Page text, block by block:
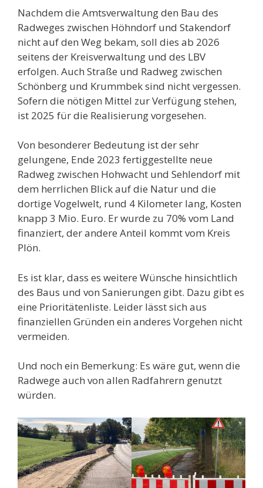
Nachdem die Amtsverwaltung den Bau des
Radweges zwischen Höhndorf und Stakendorf
nicht auf den Weg bekam, soll dies ab 2026
seitens der Kreisverwaltung und des LBV
erfolgen. Auch Straße und Radweg zwischen
Schönberg und Krummbek sind nicht vergessen.
Sofern die nötigen Mittel zur Verfügung stehen,
ist 2025 für die Realisierung vorgesehen.
Von besonderer Bedeutung ist der sehr
gelungene, Ende 2023 fertiggestellte neue
Radweg zwischen Hohwacht und Sehlendorf mit
dem herrlichen Blick auf die Natur und die
dortige Vogelwelt, rund 4 Kilometer lang, Kosten
knapp 3 Mio. Euro. Er wurde zu 70% vom Land
finanziert, der andere Anteil kommt vom Kreis
Plön.
Es ist klar, dass es weitere Wünsche hinsichtlich
des Baus und von Sanierungen gibt. Dazu gibt es
eine Prioritätenliste. Leider lässt sich aus
finanziellen Gründen ein anderes Vorgehen nicht
vermeiden.
Und noch ein Bemerkung: Es wäre gut, wenn die
Radwege auch von allen Radfahrern genutzt
würden.